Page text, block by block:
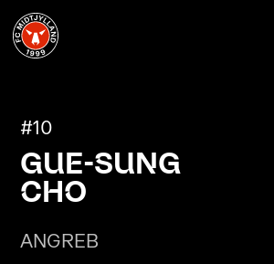
#10
GUE-SUNG
CHO
ANGREB